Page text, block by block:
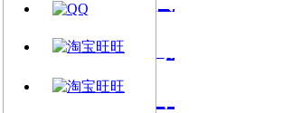
门店信息
交流平台